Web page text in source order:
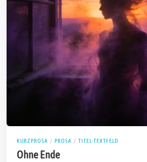
KURZPROSA / PROSA / TITEL-TEXTFELD
Ohne Ende